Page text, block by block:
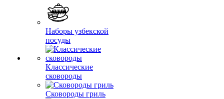
Наборы узбекской
посуды
Классические
сковороды
Сковороды гриль